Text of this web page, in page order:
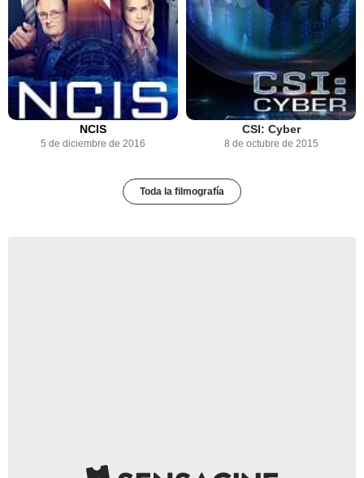
NCIS
5 de diciembre de 2016
CSI: Cyber
8 de octubre de 2015
Toda la filmografía